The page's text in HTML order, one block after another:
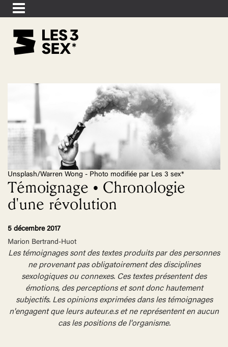
Unsplash/Warren Wong - Photo modifiée par Les 3 sex*
Témoignage • Chronologie
d'une révolution
5 décembre 2017
Marion Bertrand-Huot
Les témoignages sont des textes produits par des personnes
ne provenant pas obligatoirement des disciplines
sexologiques ou connexes. Ces textes présentent des
émotions, des perceptions et sont donc hautement
subjectifs. Les opinions exprimées dans les témoignages
n'engagent que leurs auteur.e.s et ne représentent en aucun
cas les positions de l'organisme.